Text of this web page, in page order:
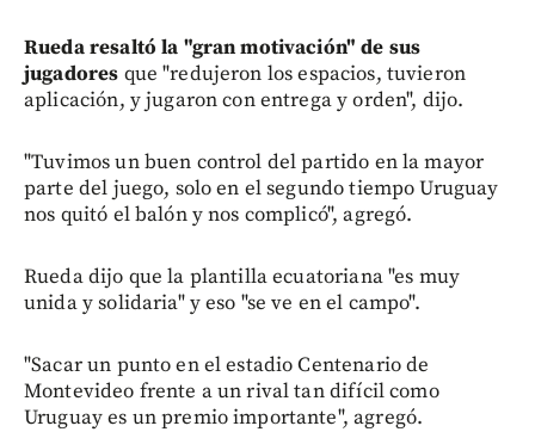
Rueda resaltó la "gran motivación" de sus
jugadores que "redujeron los espacios, tuvieron
aplicación, y jugaron con entrega y orden", dijo.
"Tuvimos un buen control del partido en la mayor
parte del juego, solo en el segundo tiempo Uruguay
nos quitó el balón y nos complicó", agregó.
Rueda dijo que la plantilla ecuatoriana "es muy
unida y solidaria" y eso "se ve en el campo".
"Sacar un punto en el estadio Centenario de
Montevideo frente a un rival tan difícil como
Uruguay es un premio importante", agregó.